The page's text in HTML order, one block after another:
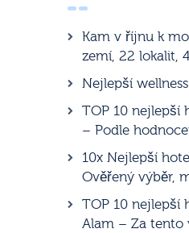
Kam v říjnu k
zemí, 22 lokalit,
Nejlepší
TOP 10 nejlepší
– Podle
10x Nejlepší
Ověřený výběr,
TOP 10 nejlepší
Alam – Za tento